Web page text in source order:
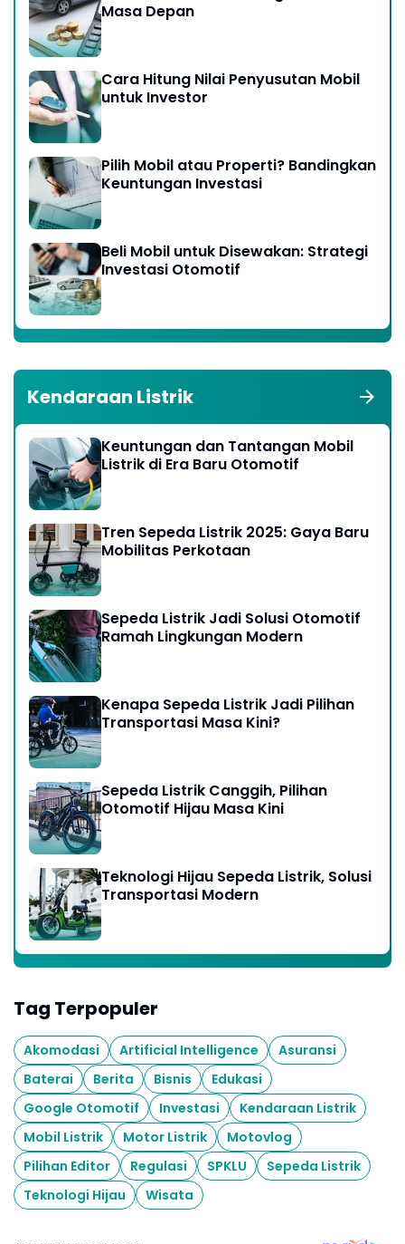
Masa Depan
Cara Hitung Nilai Penyusutan Mobil
untuk Investor
Pilih Mobil atau Properti? Bandingkan
Keuntungan Investasi
Beli Mobil untuk Disewakan: Strategi
Investasi Otomotif
Kendaraan Listrik
Keuntungan dan Tantangan Mobil
Listrik di Era Baru Otomotif
Tren Sepeda Listrik 2025: Gaya Baru
Mobilitas Perkotaan
Sepeda Listrik Jadi Solusi Otomotif
Ramah Lingkungan Modern
Kenapa Sepeda Listrik Jadi Pilihan
Transportasi Masa Kini?
Sepeda Listrik Canggih, Pilihan
Otomotif Hijau Masa Kini
Teknologi Hijau Sepeda Listrik, Solusi
Transportasi Modern
Tag Terpopuler
Akomodasi Artificial Intelligence
Asuransi
Baterai
Berita Bisnis
Edukasi
Google Otomotif
Investasi
Kendaraan Listrik
Mobil Listrik
Motor Listrik
Motovlog
Pilihan Editor
Regulasi SPKLU
Sepeda Listrik
Teknologi Hijau
Wisata